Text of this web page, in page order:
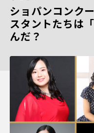
ショパンコンク
スタントたちは
んだ？